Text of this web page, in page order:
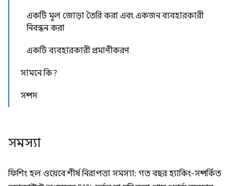
একটি মূল জোড়া তৈরি করা এবং একজন ব্যবহারকারী
নিবন্ধন করা
একটি ব্যবহারকারী প্রমাণীকরণ
সামনে কি?
সম্পদ
সমস্যা
ফিশিং হল ওয়েবে শীর্ষ নিরাপত্তা সমস্যা: গত বছর হ্যাকিং-সম্পর্কিত